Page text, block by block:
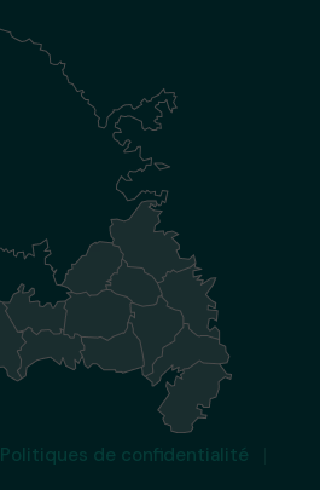
Politiques de confidentialité